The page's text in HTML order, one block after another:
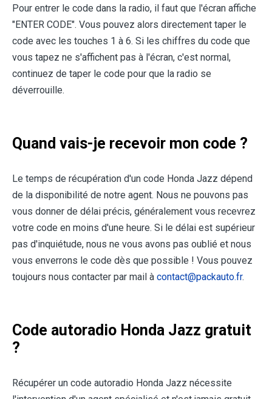
Pour entrer le code dans la radio, il faut que l'écran affiche
"ENTER CODE". Vous pouvez alors directement taper le
code avec les touches 1 à 6. Si les chiffres du code que
vous tapez ne s'affichent pas à l'écran, c'est normal,
continuez de taper le code pour que la radio se
déverrouille.
Quand vais-je recevoir mon code ?
Le temps de récupération d'un code Honda Jazz dépend
de la disponibilité de notre agent. Nous ne pouvons pas
vous donner de délai précis, généralement vous recevrez
votre code en moins d'une heure. Si le délai est supérieur
pas d'inquiétude, nous ne vous avons pas oublié et nous
vous enverrons le code dès que possible ! Vous pouvez
toujours nous contacter par mail à contact@packauto.fr.
Code autoradio Honda Jazz gratuit
?
Récupérer un code autoradio Honda Jazz nécessite